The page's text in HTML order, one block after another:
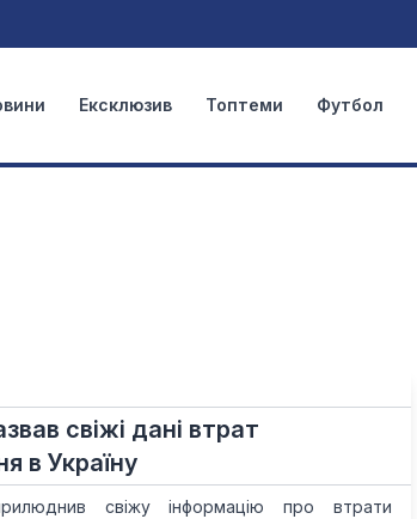
Ексклюзив Топтеми Футбол
свіжі дані втрат
в Україну
свіжу інформацію про втрати